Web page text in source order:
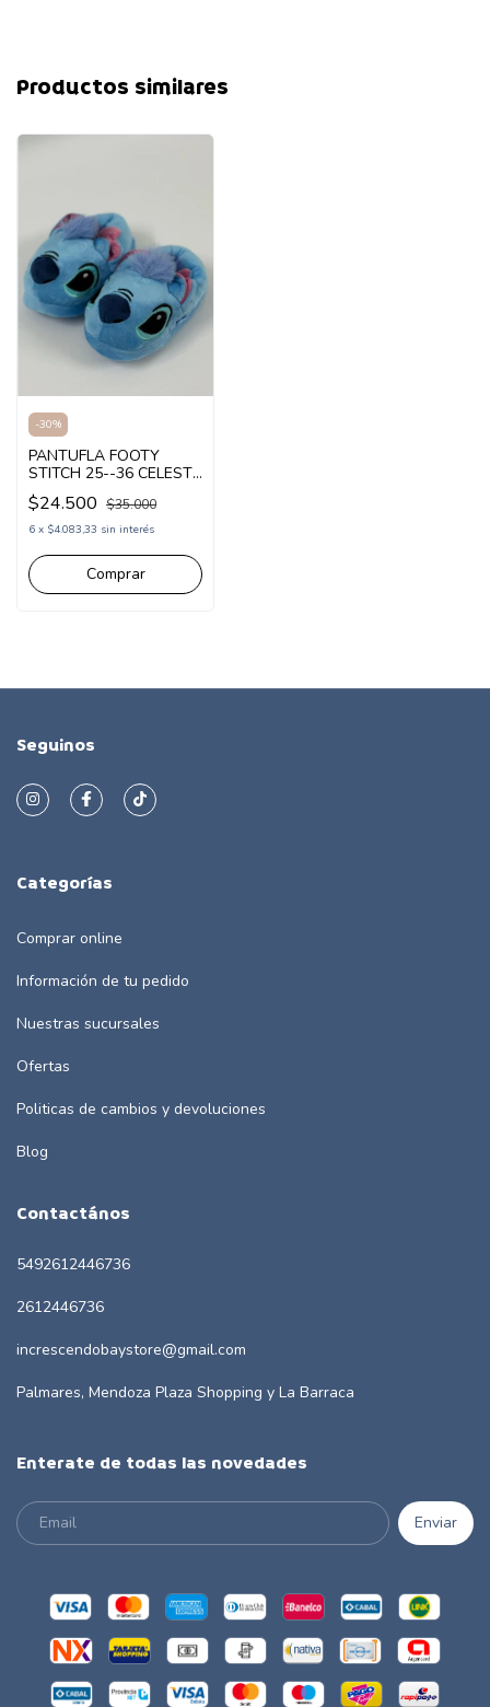
Productos similares
-30%
PANTUFLA FOOTY
STITCH 25--36 CELESTE
(1PST6113)
$24.500 $35.000
6 x $4.083,33 sin interés
Comprar
Seguinos
Categorías
Comprar online
Información de tu pedido
Nuestras sucursales
Ofertas
Politicas de cambios y devoluciones
Blog
Contactános
5492612446736
2612446736
increscendobaystore@gmail.com
Palmares, Mendoza Plaza Shopping y La Barraca
Enterate de todas las novedades